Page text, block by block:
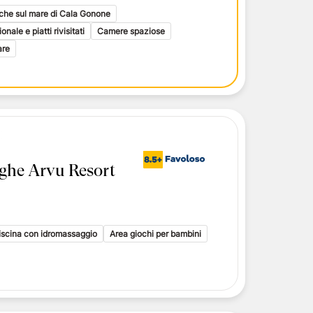
toscani
Isole Eolie
Isole Eolie
Eolie
sul mare di Cala Gonone
e piatti rivisitati
Camere spaziose
Arvu Resort
con idromassaggio Area giochi per bambini